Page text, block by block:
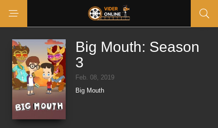
Big Mouth: Season
3
Feb. 08, 2019
Big Mouth